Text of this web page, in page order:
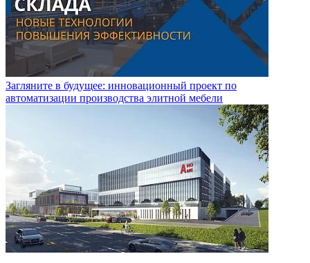
Загляните в будущее: инновационный проект по
автоматизации производства элитной мебели